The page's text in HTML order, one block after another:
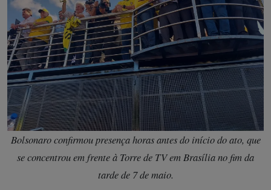
Bolsonaro confirmou presença horas antes do início do ato, que
se concentrou em frente à Torre de TV em Brasília no fim da
tarde de 7 de maio.